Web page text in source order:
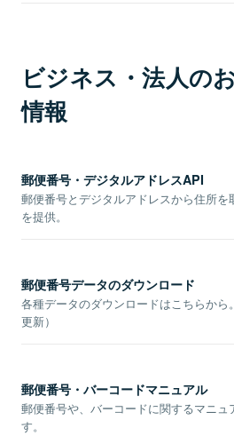
ビジネス・法人の
情報
郵便番号・デジタルアドレスAPI
郵便番号とデジタルアドレスから住所を
を提供。
郵便番号データのダウンロード
各種データのダウンロードはこちらから
更新）
郵便番号・バーコードマニュアル
郵便番号や、バーコードに関するマニュ
す。